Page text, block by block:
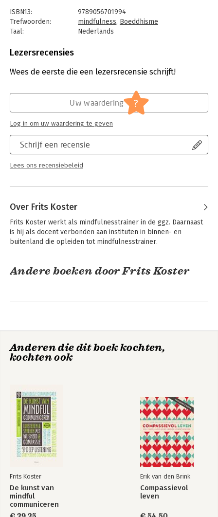
Vipassana- of inzichtmeditatie blijkt zeer goed te kunnen
worden geïntegreerd in het volle westerse bestaan. Heden ten
dage is er extra belangstelling, omdat wetenschappelijk is
middel blijkt te zijn in het leren omgaan met chronische pijn,
De uitnodigend beschreven meditatieadviezen in dit boekje
ISBN13:
9789056701994
Trefwoorden:
mindfulness, Boeddhisme
Taal:
Nederlands
Aantal pagina's:
Druk:
2
Psychologie
Lezersrecensies
Wees de eerste die een lezersrecensie schrijft!
Schrijf een recensie
Lees ons recensiebeleid
Uw waardering ?
Log in om uw waardering te geven
Over Frits Koster
Frits Koster werkt als mindfulnesstrainer in de ggz. Daarnaast
is hij als docent verbonden aan instituten in binnen- en
buitenland die opleiden tot mindfulnesstrainer.
Andere boeken door Frits Koster
De kunst van
mindful
communiceren
mindful
communiceren
Anderen die dit boek kochten,
kochten ook
Frits Koster
De kunst van
mindful
communiceren
Erik van den Brink
Compassievol
leven